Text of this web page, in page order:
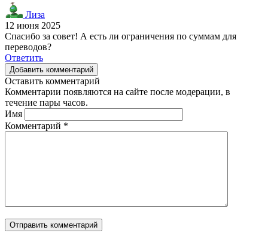
Лиза
12 июня 2025
Спасибо за совет! А есть ли ограничения по суммам для
переводов?
Ответить
Добавить комментарий
Оставить комментарий
Комментарии появляются на сайте после модерации, в
течение пары часов.
Имя
Комментарий *